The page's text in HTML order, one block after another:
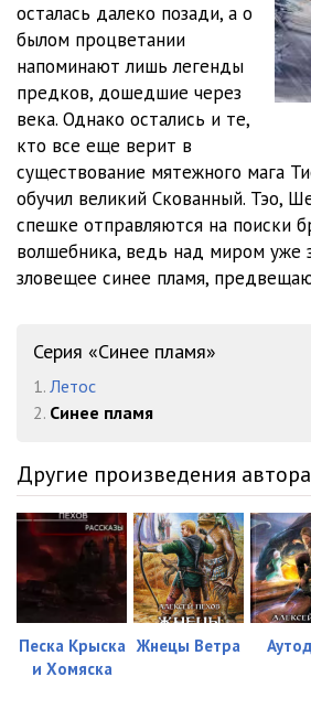
010
011
012
013
014
016
019
022
023
025
осталась далеко позади, а о
былом процветании
напоминают лишь легенды
предков, дошедшие через
века. Однако остались и те,
кто все еще верит в
существование мятежного мага
обучил великий Скованный. Тэо,
спешке отправляются на поиски
волшебника, ведь над миром уже
зловещее синее пламя,
Серия «Синее пламя»
1. Летос
2. Синее пламя
Другие произведения автора
Песка Крыска
и Хомяска
Жнецы Ветра